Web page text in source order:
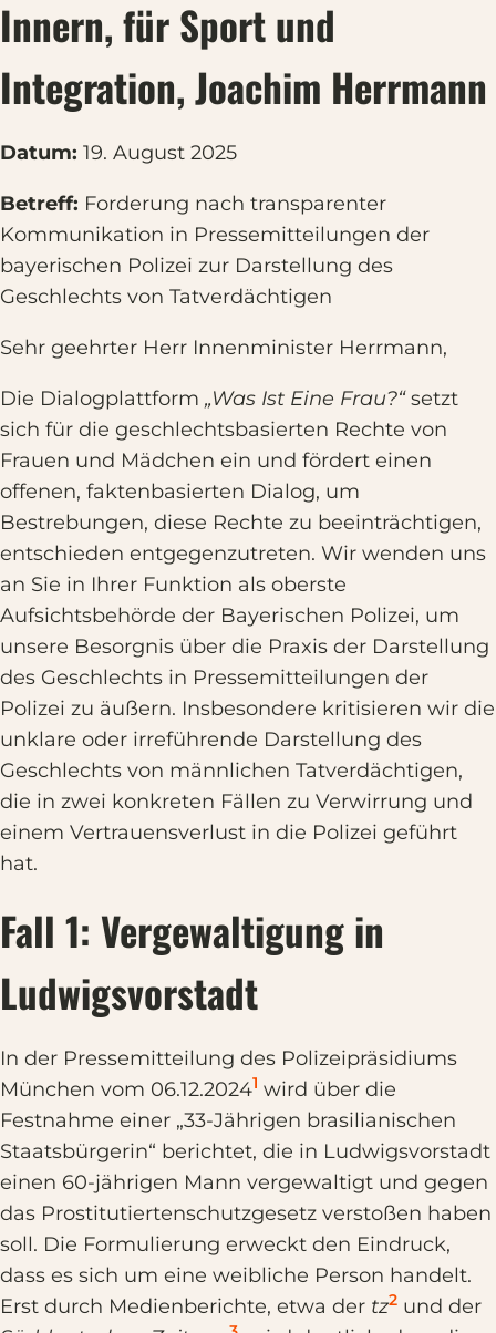
Innern, für Sport und
Integration, Joachim Herrmann
Datum: 19. August 2025
Betreff: Forderung nach transparenter
Kommunikation in Pressemitteilungen der
bayerischen Polizei zur Darstellung des
Geschlechts von Tatverdächtigen
Sehr geehrter Herr Innenminister Herrmann,
Die Dialogplattform „Was Ist Eine Frau?“setzt
sich für die geschlechtsbasierten Rechte von
Frauen und Mädchen ein und fördert einen
offenen, faktenbasierten Dialog, um
Bestrebungen, diese Rechte zu beeinträchtigen,
entschieden entgegenzutreten. Wir wenden uns
an Sie in Ihrer Funktion als oberste
Aufsichtsbehörde der Bayerischen Polizei, um
unsere Besorgnis über die Praxis der Darstellung
des Geschlechts in Pressemitteilungen der
Polizei zu äußern. Insbesondere kritisieren wir die
unklare oder irreführende Darstellung des
Geschlechts von männlichen Tatverdächtigen,
die in zwei konkreten Fällen zu Verwirrung und
einem Vertrauensverlust in die Polizei geführt
hat.
Fall 1: Vergewaltigung in
Ludwigsvorstadt
In der Pressemitteilung des Polizeipräsidiums
München vom 06.12.20241 wird über die
Festnahme einer „33-Jährigen brasilianischen
Staatsbürgerin“ berichtet, die in Ludwigsvorstadt
einen 60-jährigen Mann vergewaltigt und gegen
das Prostitutiertenschutzgesetz verstoßen haben
soll. Die Formulierung erweckt den Eindruck,
dass es sich um eine weibliche Person handelt.
Erst durch Medienberichte, etwa der tz2 und der